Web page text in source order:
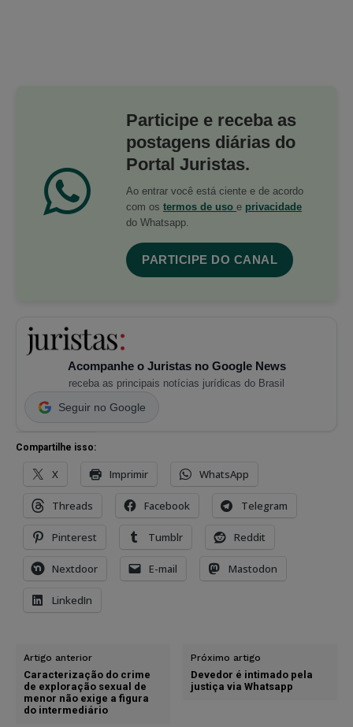
Participe e receba as
postagens diárias do
Portal Juristas.
Ao entrar você está ciente e de acordo
com os termos de uso e privacidade
do Whatsapp.
PARTICIPE DO CANAL
Acompanhe o Juristas no Google News
receba as principais notícias jurídicas do Brasil
Seguir no Google
Compartilhe isso:
X Imprimir WhatsApp
Threads Facebook Telegram
Pinterest Tumblr Reddit
Nextdoor E-mail Mastodon
LinkedIn
Artigo anterior
Caracterização do crime
de exploração sexual de
menor não exige a figura
do intermediário
Próximo artigo
Devedor é intimado pela
justiça via Whatsapp